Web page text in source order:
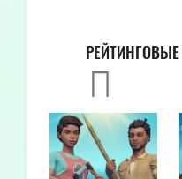
РЕЙТИНГОВЫЕ